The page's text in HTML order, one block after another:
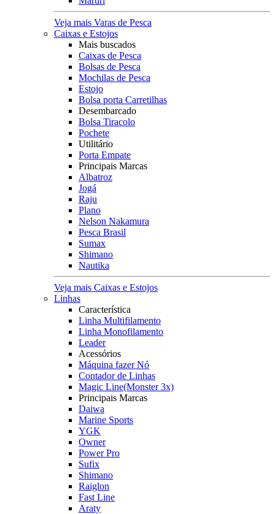
Veja mais Varas de Pesca
Caixas e Estojos
Mais buscados
Caixas de Pesca
Bolsas de Pesca
Mochilas de Pesca
Estojo
Bolsa porta Carretilhas
Desembarcado
Bolsa Tiracolo
Pochete
Utilitário
Porta Empate
Principais Marcas
Albatroz
Jogá
Raju
Plano
Nelson Nakamura
Pesca Brasil
Sumax
Shimano
Nautika
Veja mais Caixas e Estojos
Linhas
Característica
Linha Multifilamento
Linha Monofilamento
Leader
Acessórios
Máquina fazer Nó
Contador de Linhas
Magic Line(Monster 3x)
Principais Marcas
Daiwa
Marine Sports
YGK
Owner
Power Pro
Sufix
Shimano
Raiglon
Fast Line
Araty